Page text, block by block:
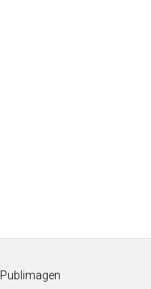
Publimagen